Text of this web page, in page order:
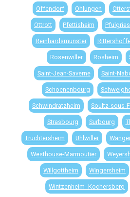
Offendorf Ohlungen
Ottrott Pfettisheim
Reinhardsmunster
Rosenwiller Rosheim
Saint-Jean-Saverne Saint-
Schoenenbourg
Schwindratzheim Soultz-sous-
Strasbourg Surbourg
Truchtersheim Uhlwiller
Westhouse-Marmoutier
Willgottheim Wingersheim
Wintzenheim- Kochersberg